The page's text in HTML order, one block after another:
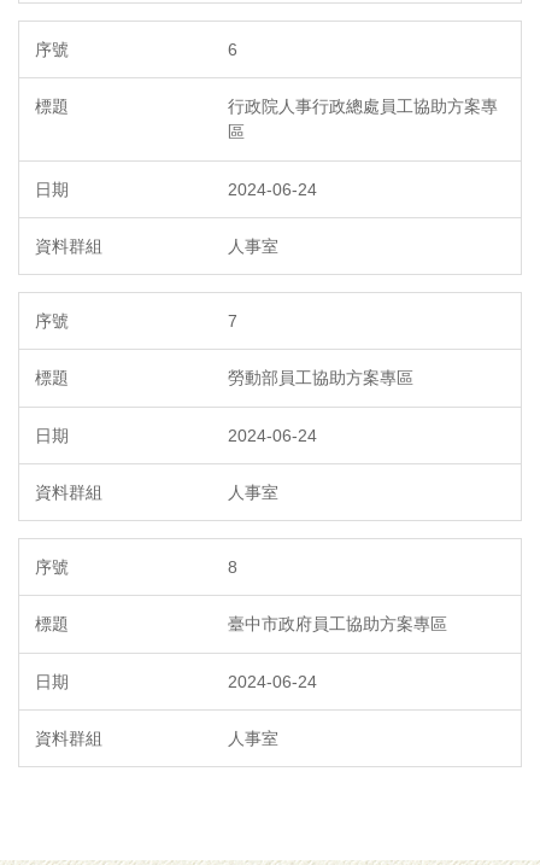
6
行政院人事行政總處員工協助方案專
區
2024-06-24
人事室
7
勞動部員工協助方案專區
2024-06-24
人事室
8
臺中市政府員工協助方案專區
2024-06-24
人事室